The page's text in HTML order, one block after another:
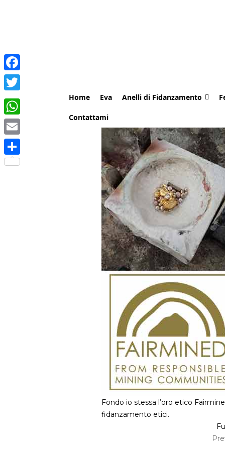
Home Eva Anelli di Fidanzamento
Contattami
Fondo io stessa l’oro etico
fidanzamento etici.
Facebook
Twitter
WhatsApp
Email
Share